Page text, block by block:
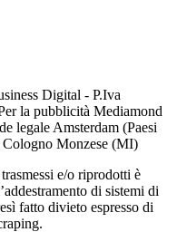
Digital - P.Iva
la pubblicità Mediamond
legale Amsterdam (Paesi
Monzese (MI)
e/o riprodotti è
di sistemi di
fatto divieto espresso di